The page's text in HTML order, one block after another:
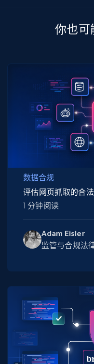
你也可
数据合规
Adam Eisler
监管与合规法
评估网页抓取的合
1 分钟阅读